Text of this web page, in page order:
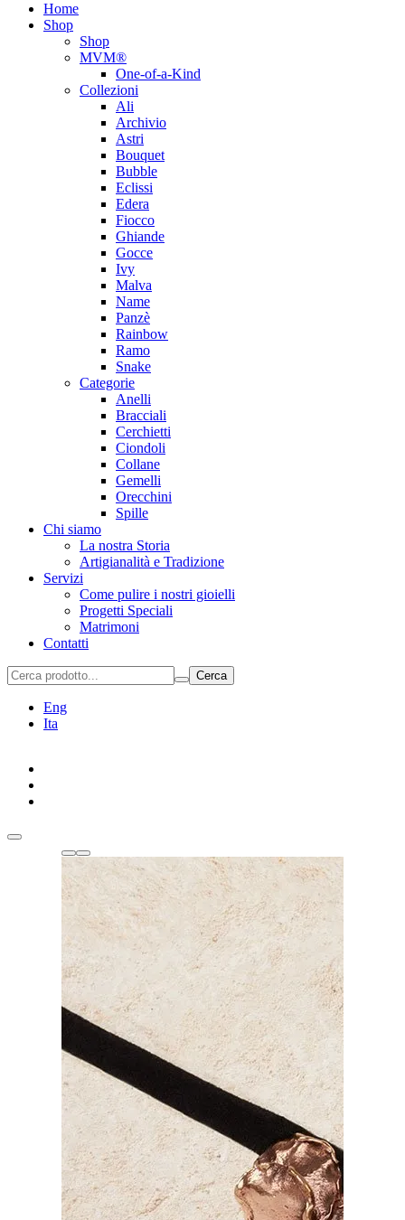
Home
Shop
Shop
MVM®
One-of-a-Kind
Collezioni
Ali
Archivio
Astri
Bouquet
Bubble
Eclissi
Edera
Fiocco
Ghiande
Gocce
Ivy
Malva
Name
Panzè
Rainbow
Ramo
Snake
Categorie
Anelli
Bracciali
Cerchietti
Ciondoli
Collane
Gemelli
Orecchini
Spille
Chi siamo
La nostra Storia
Artigianalità e Tradizione
Servizi
Come pulire i nostri gioielli
Progetti Speciali
Matrimoni
Contatti
Cerca
Eng
Ita